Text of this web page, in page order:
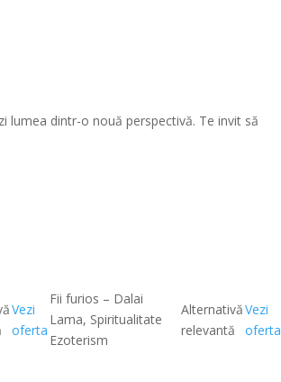
lumea dintr-o nouă perspectivă. Te invit să
Vezi
oferta
Fii furios – Dalai
Lama, Spiritualitate
Ezoterism
Alternativă
relevantă
Vezi
oferta